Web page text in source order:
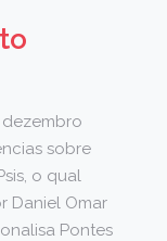
dezembro
sobre
o qual
Daniel Omar
Pontes